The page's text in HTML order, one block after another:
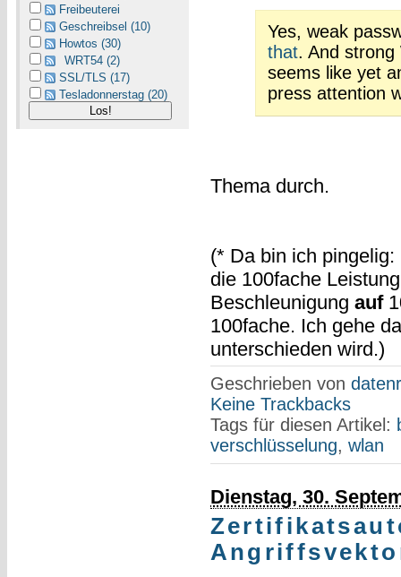
Freibeuterei
Geschreibsel (10)
Howtos (30)
WRT54 (2)
SSL/TLS (17)
Tesladonnerstag (20)
Yes, weak
that. And strong
seems like yet
press attention
Thema durch.
(* Da bin ich
die 100fache
Beschleunigung auf
100fache. Ich gehe
unterschieden wird.)
Geschrieben von
Keine Trackbacks
Tags für diesen Artikel:
verschlüsselung, wlan
Dienstag, 30.